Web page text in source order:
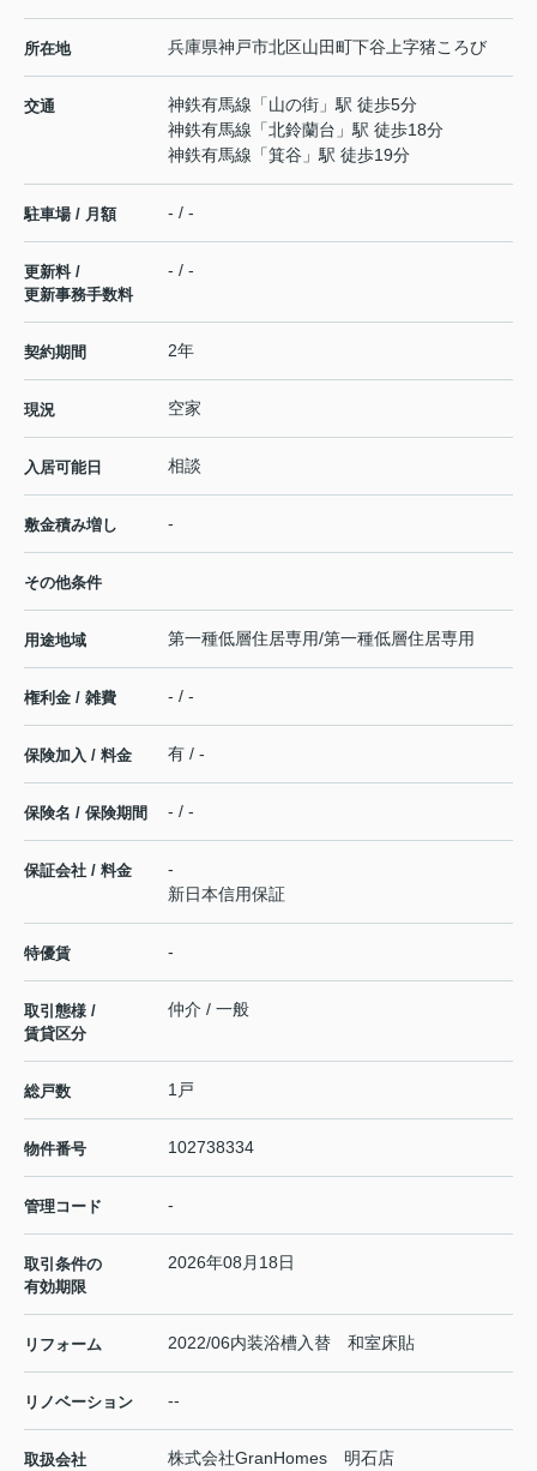
所在地 兵庫県神戸市北区山田町下谷上字猪ころび
交通 神鉄有馬線 「山の街 」駅 徒歩5分
神鉄有馬線 「北鈴蘭台 」駅 徒歩18分
神鉄有馬線 「箕谷 」駅 徒歩19分
駐車場 / 月額 - / -
更新料 /
更新事務手数料
- / -
契約期間 2年
現況 空家
入居可能日 相談
敷金積み増し -
その他条件
用途地域 第一種低層住居専用/第一種低層住居専用
権利金 / 雑費 - / -
保険加入 / 料金 有 / -
保険名 / 保険期間 - / -
保証会社 / 料金
-
新日本信用保証
特優賃 -
取引態様 /
賃貸区分
仲介 / 一般
総戸数 1戸
物件番号 102738334
管理コード -
取引条件の
有効期限
2026年08月18日
リフォーム 2022/06内装浴槽入替 和室床貼
リノベーション --
取扱会社
株式会社GranHomes 明石店